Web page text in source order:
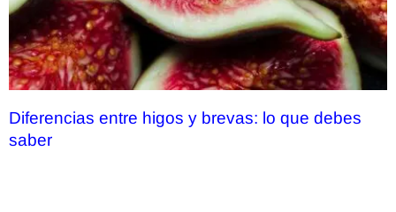
Diferencias entre higos y brevas: lo que debes
saber